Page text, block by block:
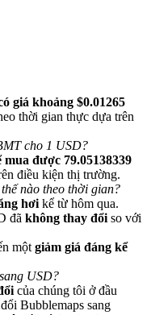
tiền mặt
giá khoảng $0.01265
thời gian thực dựa trên
cho 1 USD?
mua được 79.05138339
điều kiện thị trường.
nào theo thời gian?
hơi kể từ hôm qua.
đã không thay đổi so với
một giảm giá đáng kể
USD?
của chúng tôi ở đầu
Bubblemaps sang